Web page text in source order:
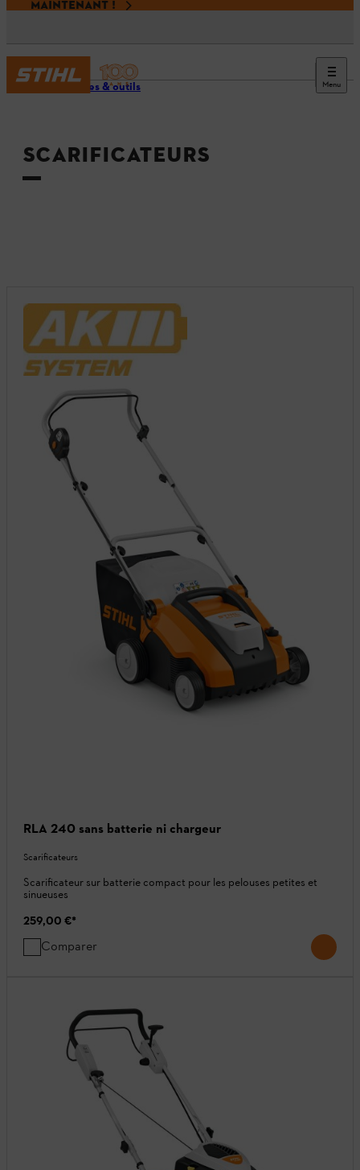
MAINTENANT !
Menu
Machines & outils
SCARIFICATEURS
RLA 240 sans batterie ni chargeur
Scarificateurs
Scarificateur sur batterie compact pour les pelouses petites et
sinueuses
259,00 €*
Comparer